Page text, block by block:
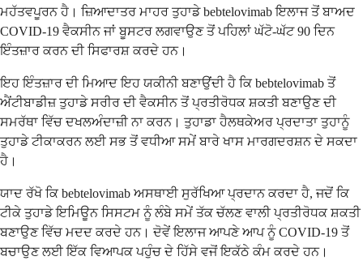
ਮਹੱਤਵਪੂਰਨ ਹੈ। ਜ਼ਿਆਦਾਤਰ ਮਾਹਰ ਤੁਹਾਡੇ bebtelovimab ਇਲਾਜ ਤੋਂ ਬਾਅਦ
COVID-19 ਵੈਕਸੀਨ ਜਾਂ ਬੂਸਟਰ ਲਗਵਾਉਣ ਤੋਂ ਪਹਿਲਾਂ ਘੱਟੋ-ਘੱਟ 90 ਦਿਨ
ਇੰਤਜ਼ਾਰ ਕਰਨ ਦੀ ਸਿਫਾਰਸ਼ ਕਰਦੇ ਹਨ।
ਇਹ ਇੰਤਜ਼ਾਰ ਦੀ ਮਿਆਦ ਇਹ ਯਕੀਨੀ ਬਣਾਉਂਦੀ ਹੈ ਕਿ bebtelovimab ਤੋਂ
ਐਂਟੀਬਾਡੀਜ਼ ਤੁਹਾਡੇ ਸਰੀਰ ਦੀ ਵੈਕਸੀਨ ਤੋਂ ਪ੍ਰਤੀਰੋਧਕ ਸ਼ਕਤੀ ਬਣਾਉਣ ਦੀ
ਸਮਰੱਥਾ ਵਿੱਚ ਦਖਲਅੰਦਾਜ਼ੀ ਨਾ ਕਰਨ। ਤੁਹਾਡਾ ਹੈਲਥਕੇਅਰ ਪ੍ਰਦਾਤਾ ਤੁਹਾਨੂੰ
ਤੁਹਾਡੇ ਟੀਕਾਕਰਨ ਲਈ ਸਭ ਤੋਂ ਵਧੀਆ ਸਮੇਂ ਬਾਰੇ ਖਾਸ ਮਾਰਗਦਰਸ਼ਨ ਦੇ ਸਕਦਾ
ਹੈ।
ਯਾਦ ਰੱਖੋ ਕਿ bebtelovimab ਅਸਥਾਈ ਸੁਰੱਖਿਆ ਪ੍ਰਦਾਨ ਕਰਦਾ ਹੈ, ਜਦੋਂ ਕਿ
ਟੀਕੇ ਤੁਹਾਡੇ ਇਮਿਊਨ ਸਿਸਟਮ ਨੂੰ ਲੰਬੇ ਸਮੇਂ ਤੱਕ ਚੱਲਣ ਵਾਲੀ ਪ੍ਰਤੀਰੋਧਕ ਸ਼ਕਤੀ
ਬਣਾਉਣ ਵਿੱਚ ਮਦਦ ਕਰਦੇ ਹਨ। ਦੋਵੇਂ ਇਲਾਜ ਆਪਣੇ ਆਪ ਨੂੰ COVID-19 ਤੋਂ
ਬਚਾਉਣ ਲਈ ਇੱਕ ਵਿਆਪਕ ਪਹੁੰਚ ਦੇ ਹਿੱਸੇ ਵਜੋਂ ਇਕੱਠੇ ਕੰਮ ਕਰਦੇ ਹਨ।